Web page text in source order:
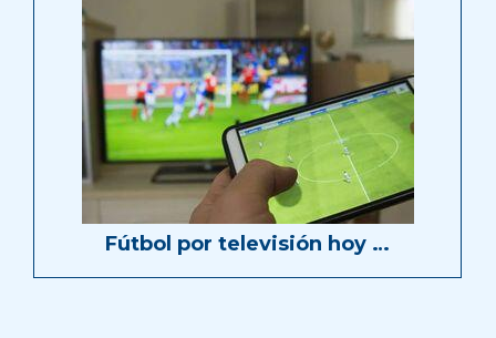
Fútbol por televisión hoy …